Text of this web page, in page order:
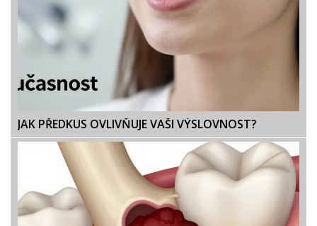
JAK PŘEDKUS OVLIVŇUJE VAŠI VÝSLOVNOST?